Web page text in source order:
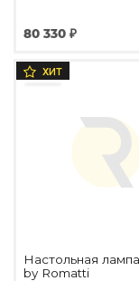
80 330 ₽
ХИТ
Настольная
by Romatti